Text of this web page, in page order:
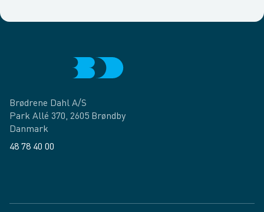
Brødrene Dahl A/S
Park Allé 370, 2605 Brøndby
Danmark
48 78 40 00